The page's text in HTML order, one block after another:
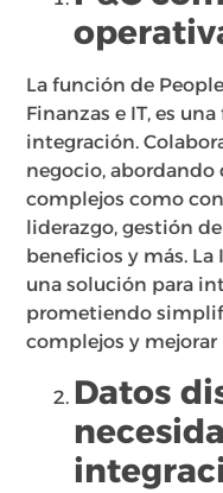
La función de
Finanzas e IT, es
integración.
negocio, abordando
complejos como
liderazgo, gestión
beneficios y más.
una solución para
prometiendo
complejos y
Datos